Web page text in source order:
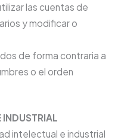
las cuentas de
y modificar o
de forma contraria a
o el orden
intelectual e industrial